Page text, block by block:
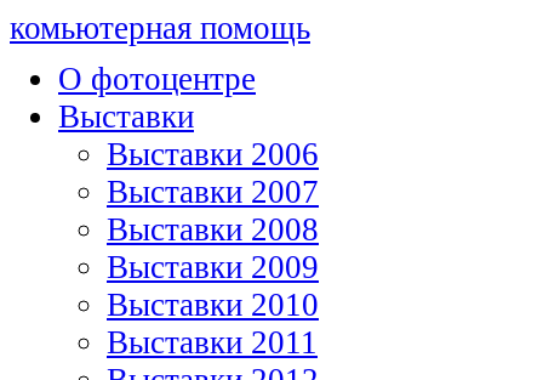
комьютерная помощь
О фотоцентре
Выставки
Выставки 2006
Выставки 2007
Выставки 2008
Выставки 2009
Выставки 2010
Выставки 2011